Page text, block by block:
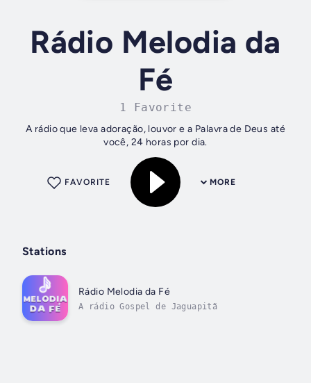
Rádio Melodia da
Fé
1 Favorite
A rádio que leva adoração, louvor e a Palavra de Deus até
você, 24 horas por dia.
MORE
FAVORITE
Stations
Rádio Melodia da Fé
A rádio Gospel de Jaguapitã